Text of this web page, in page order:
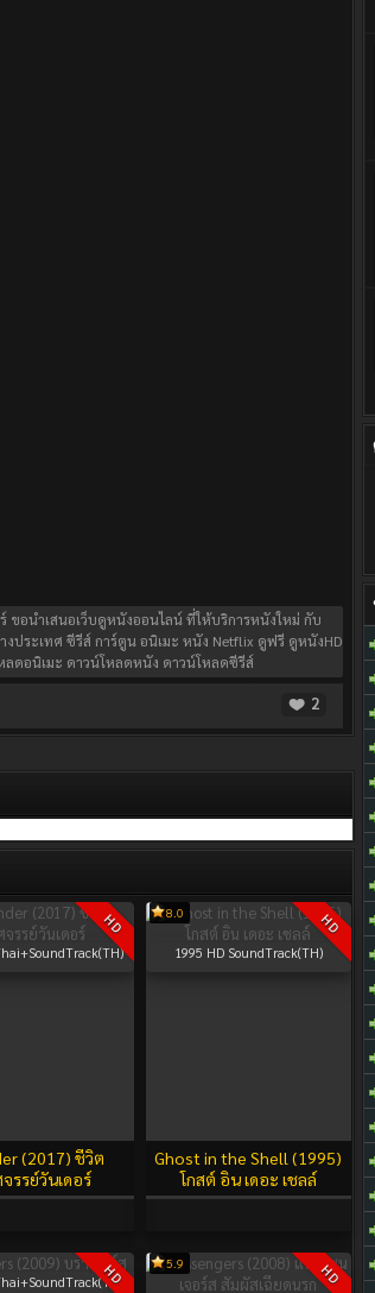
ขอนำเสนอเว็บดูหนังออนไลน์ ที่ให้บริการหนังใหม่ กับ
ประเทศ ซีรีส์ การ์ตูน อนิเมะ หนัง Netflix ดูฟรี ดูหนังHD
ลดอนิเมะ ดาวน์โหลดหนัง ดาวน์โหลดซีรีส์
2
HD
(2017) ชีวิต
รรย์วันเดอร์
8.0 HD
Ghost in the Shell (1995)
โกสต์ อิน เดอะ เชลล์
1995 HD SoundTrack(TH)
HD 5.9 HD